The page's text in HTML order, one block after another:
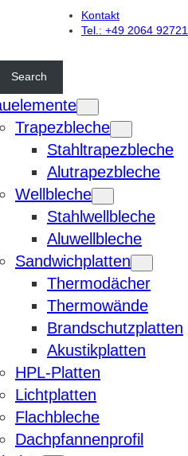
Kontakt
Tel.: +49 2064 92721
Search
Trapezbleche
Stahltrapezbleche
Alutrapezbleche
Wellbleche
Stahlwellbleche
Aluwellbleche
Sandwichplatten
Thermodächer
Thermowände
Brandschutzplatten
Akustikplatten
HPL-Platten
Lichtplatten
Flachbleche
Dachpfannenprofil